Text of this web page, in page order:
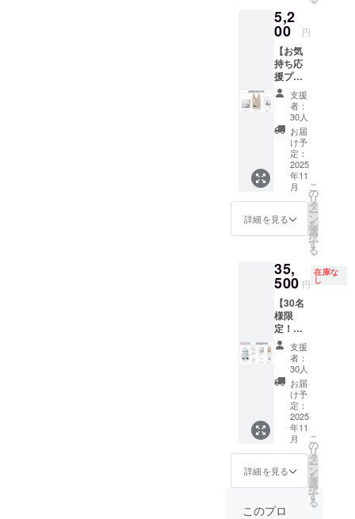
いたし
ます。
料990円
を含ん
ます。
5,2
00 円
【お気
持ち応
援プラ
ン】 ・
アクリ
ルスタ
ンド 1
点 ・マ
ルシェ
バッ
グ 1点
・記念
カー
ド 1点
画像は
す。 金
額には
消費税
（10%
）と送
料660円
を含ん
でおり
ます。
支援
者：
30人
お届
け予
定：
2025
年11
月
詳細を見る
こ
の
リ
タ
ー
ン
を
選
択
す
る
35,
500 円
在庫な
し
【30名
様限
定！】
直筆色
紙プラ
いぐる
み 1点
・直筆
色紙 1
点 ・ア
クリル
スタン
ド 1点
・マル
バッ
支援
者：
30人
お届
け予
定：
2025
年11
月
詳細を見る
こ
の
リ
タ
ー
ン
を
選
択
す
る
このプロ